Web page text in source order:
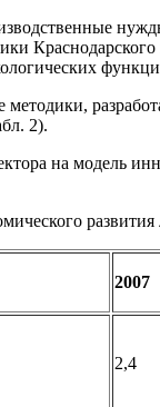
2).
на модель
2007
2,4